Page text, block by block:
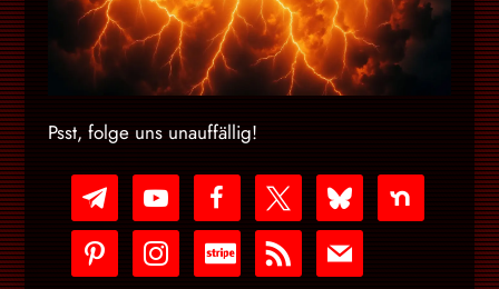
Psst, folge uns unauffällig!
telegram
youtube-
play
facebook bluesky nextdoor
pinterest instagramcc-
stripe
rss mail